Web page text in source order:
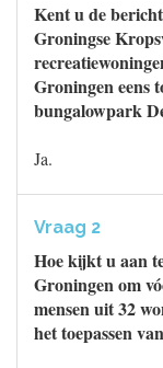
Kent u de
Groningse
Groningen eens
bungalowpark
Ja.
Vraag 2
Hoe kijkt u aan
Groningen om
mensen uit 32
het toepassen